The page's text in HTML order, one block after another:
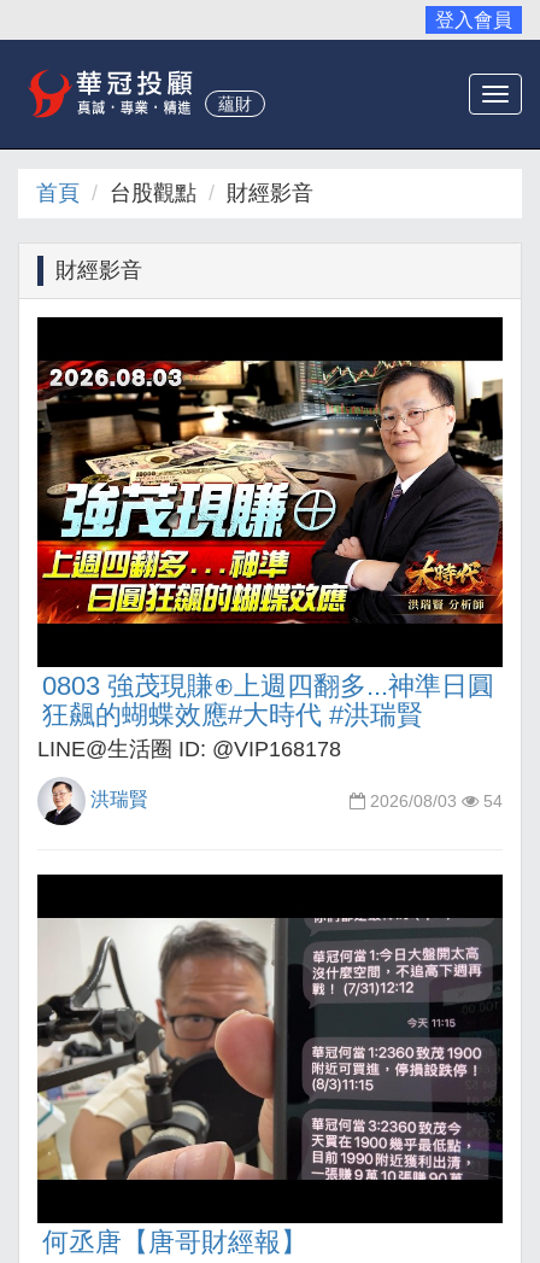
登入會員
蘊財
首頁 台股觀點 財經影音
財經影音
0803 強茂現賺⊕上週四翻多...神準日圓
狂飆的蝴蝶效應#大時代 #洪瑞賢
LINE@生活圈 ID: @VIP168178
洪瑞賢 2026/08/03 54
何丞唐【唐哥財經報】